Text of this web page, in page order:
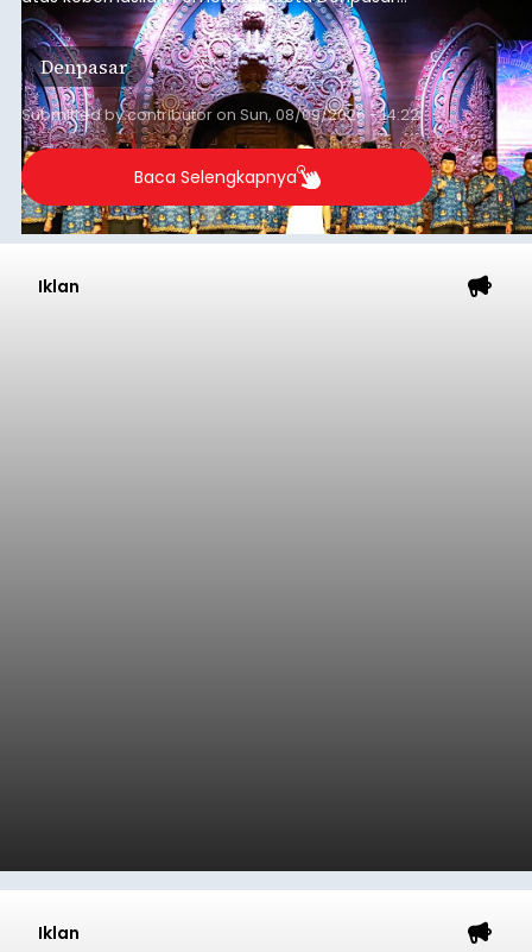
dan KORPRI Kota Denpasar dalam
mengimplementasikan program gotong royong
kepedulian sosial bertajuk "Sembagi Arutala".
Denpasar
Submitted bycontributoron Sun, 08/09/2026 - 14:22
Baca Selengkapnya
Iklan
Iklan